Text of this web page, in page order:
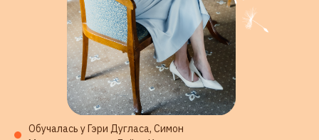
Обучалась у Гэри Дугласа, Симон
экспертов прошли
классы
МОЕ ОБРАЗОВАНИЕ